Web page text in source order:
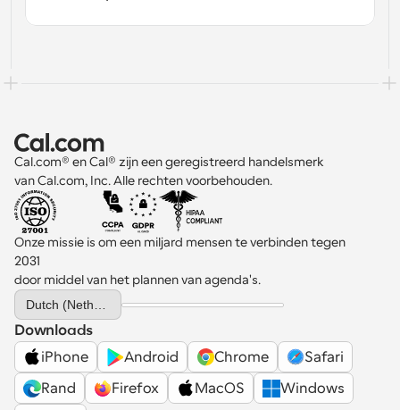
Cal.com® en Cal® zijn een geregistreerd handelsmerk
van Cal.com, Inc. Alle rechten voorbehouden.
Onze missie is om een miljard mensen te verbinden tegen
2031
door middel van het plannen van agenda's.
Select Language
Downloads
iPhone
Android Chrome
Safari
Rand
Firefox MacOS
Windows